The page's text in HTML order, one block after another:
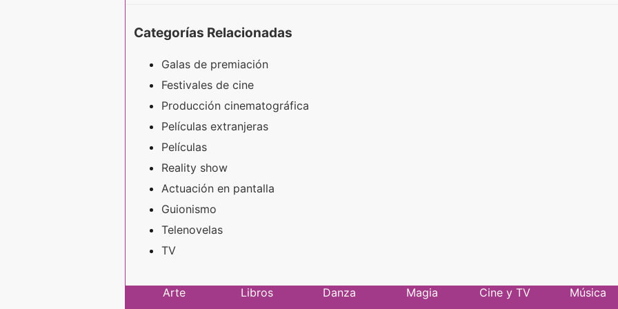
Categorías Relacionadas
Galas de premiación
Festivales de cine
Producción cinematográfica
Películas extranjeras
Películas
Reality show
Actuación en pantalla
Guionismo
Telenovelas
TV
Arte Libros Danza Magia Cine y TV Música